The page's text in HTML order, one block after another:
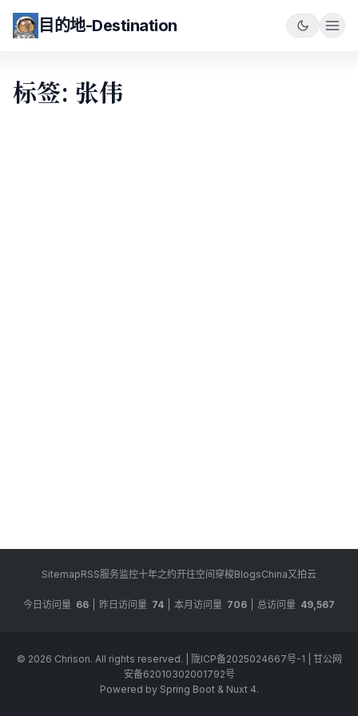
目的地-Destination
标签: 张伟
SitemapRSS服务监控十年之约开往空间穿梭BlogsChina又拍云
今日访问量 66 昨日访问量 74 本月访问量 706 总访问量 49,567
© 2026 Chrison. All rights reserved. 陇ICP备2025024667号-1
甘公网
安备62010302001792号
Powered by Spring Boot & Nuxt 4.